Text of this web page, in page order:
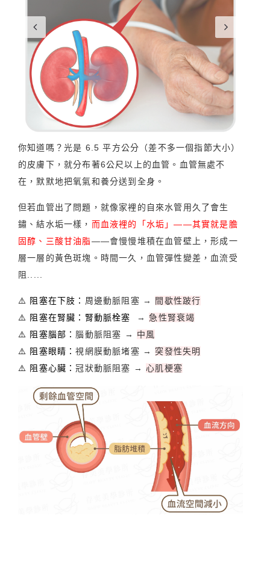
你知道嗎？光是 6.5 平方公分（差不多一個指節大小）
的皮膚下，就分布著6公尺以上的血管。血管無處不
在，默默地把氧氣和養分送到全身。
但若血管出了問題，就像家裡的自來水管用久了會生
鏽、結水垢一樣， 而血液裡的「水垢」——其實就是膽
固醇、三酸甘油脂——會慢慢堆積在血管壁上，形成一
層一層的黃色斑塊。時間一久，血管彈性變差，血流受
阻.....
⚠️ 阻塞在下肢： 周邊動脈阻塞 → 間歇性跛行
⚠️ 阻塞在腎臟：腎動脈栓塞
→急性腎衰竭
⚠️ 阻塞腦部： 腦動脈阻塞 → 中風
⚠️ 阻塞眼睛：視網膜動脈堵塞 →突發性失明
⚠️ 阻塞心臟：冠狀動脈阻塞 →心肌梗塞